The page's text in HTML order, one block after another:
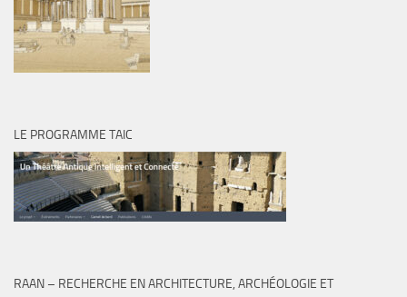
LE PROGRAMME TAIC
RAAN – RECHERCHE EN ARCHITECTURE, ARCHÉOLOGIE ET